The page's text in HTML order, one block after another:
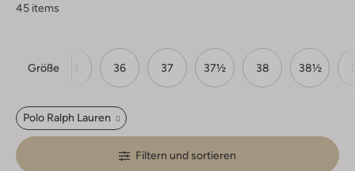
45 items
Größe
34 35 36 37 37½ 38 38½
Polo Ralph Lauren
Filtern und sortieren